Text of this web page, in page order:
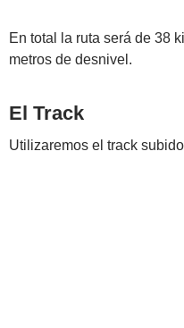
En total la ruta será de 38
metros de desnivel.
El Track
Utilizaremos el track